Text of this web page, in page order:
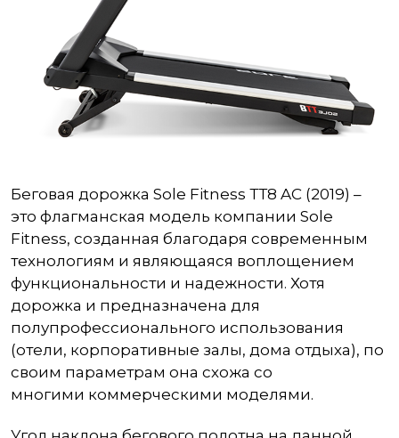
Беговая дорожка Sole Fitness ТТ8 AС (2019) –
это флагманская модель компании Sole
Fitness, созданная благодаря современным
технологиям и являющаяся воплощением
функциональности и надежности. Хотя
дорожка и предназначена для
полупрофессионального использования
(отели, корпоративные залы, дома отдыха), по
своим параметрам она схожа со
многими коммерческими моделями.